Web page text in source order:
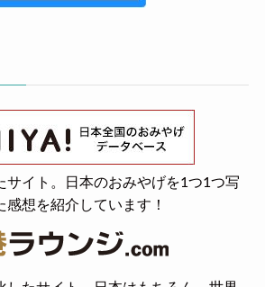
サイト。日本のおみやげを1つ1つ写
想を紹介しています！